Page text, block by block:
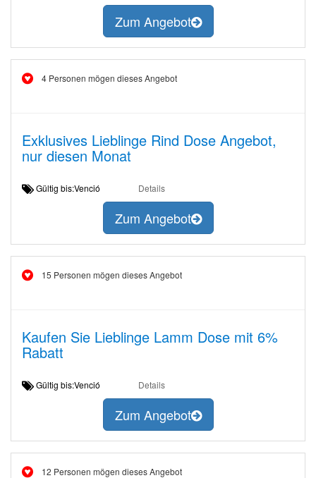
Zum Angebot
4 Personen mögen dieses Angebot
Exklusives Lieblinge Rind Dose Angebot,
nur diesen Monat
Gültig bis:Venció Details
Zum Angebot
15 Personen mögen dieses Angebot
Kaufen Sie Lieblinge Lamm Dose mit 6%
Rabatt
Gültig bis:Venció Details
Zum Angebot
12 Personen mögen dieses Angebot